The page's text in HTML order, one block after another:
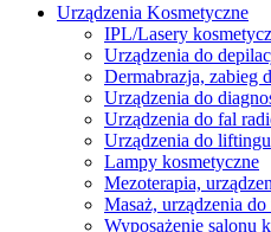
Urządzenia Kosmetyczne
IPL/Lasery
Urządzenia do
Dermabrazja, zabieg
Urządzenia do
Urządzenia do fal
Urządzenia do liftingu
Lampy kosmetyczne
Mezoterapia,
Masaż, urządzenia do
Wyposażenie salonu